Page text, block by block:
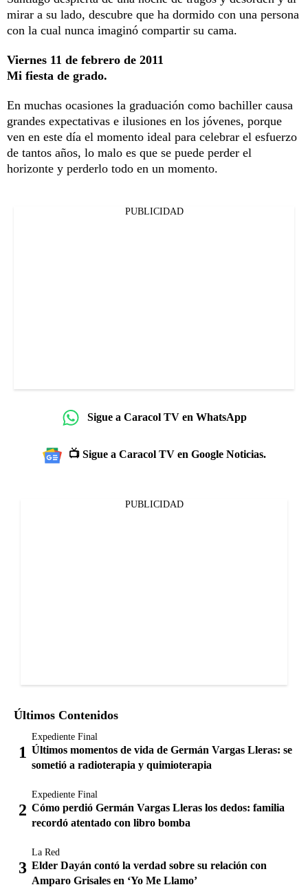
mirar a su lado, descubre que ha dormido con una persona
con la cual nunca imaginó compartir su cama.
Viernes 11 de febrero de 2011
Mi fiesta de grado.
En muchas ocasiones la graduación como bachiller causa
grandes expectativas e ilusiones en los jóvenes, porque
ven en este día el momento ideal para celebrar el esfuerzo
de tantos años, lo malo es que se puede perder el
horizonte y perderlo todo en un momento.
PUBLICIDAD
Sigue a Caracol TV en WhatsApp
📺 Sigue a Caracol TV en Google Noticias.
PUBLICIDAD
Últimos Contenidos
Expediente Final
Últimos momentos de vida de Germán Vargas Lleras: se
sometió a radioterapia y quimioterapia
Expediente Final
Cómo perdió Germán Vargas Lleras los dedos: familia
recordó atentado con libro bomba
La Red
Elder Dayán contó la verdad sobre su relación con
Amparo Grisales en ‘Yo Me Llamo’